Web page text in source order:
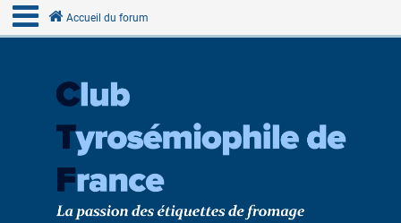
Accueil du forum